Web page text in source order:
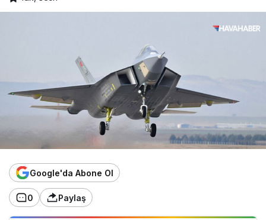
Google'da Abone Ol
0 Paylaş